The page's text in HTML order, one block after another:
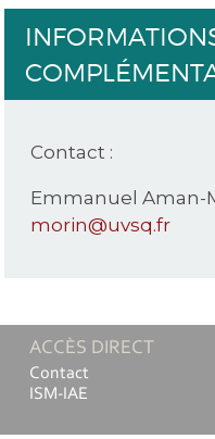
Contact :
Emmanuel Aman-
morin@uvsq.fr
ACCÈS DIRECT
Contact
ISM-IAE